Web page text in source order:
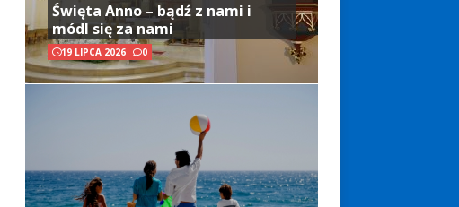
Święta Anno – bądź z nami i
módl się za nami
19 LIPCA 2026 0